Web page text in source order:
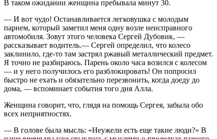
В таком ожидании женщина пребывала минут 30.
— И вот чудо! Останавливается легковушка с молодым
парнем, который заметил меня одну возле неисправного
автомобиля. Зовут этого человека Сергей Дубовик, —
рассказывает водитель.— Сергей определил, что колесо
заклинило, где-то там застрял ржавый металлический предмет.
Я точно не разбираюсь. Парень около часа возился с колесом
— и у него получилось его разблокировать! Он попросил
быстро не ехать и обязательно перезвонить, когда доеду до
дома, — вспоминает события того дня Алла.
Женщина говорит, что, глядя на помощь Сергея, забыла обо
всех неприятностях.
— В голове была мысль: «Неужели есть еще такие люди?» В